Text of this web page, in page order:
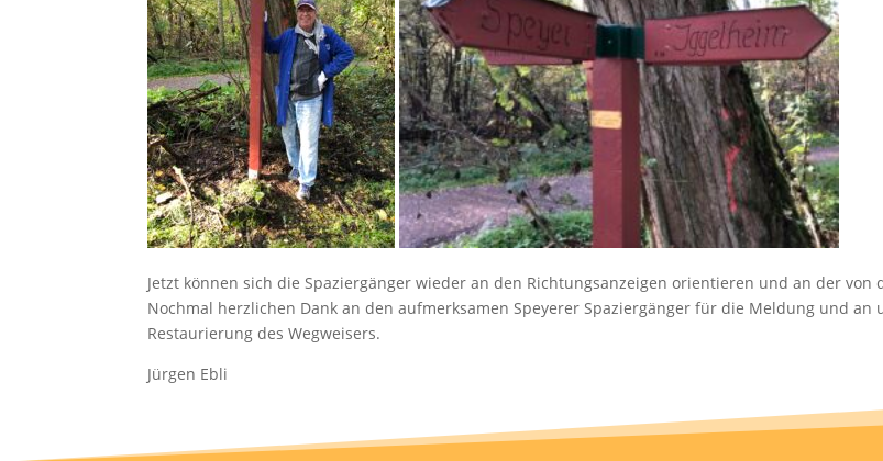
Jetzt können sich die Spaziergänger wieder an den Richtungsanzeigen orientieren und an der
Nochmal herzlichen Dank an den aufmerksamen Speyerer Spaziergänger für die Meldung und
Restaurierung des Wegweisers.
Jürgen Ebli